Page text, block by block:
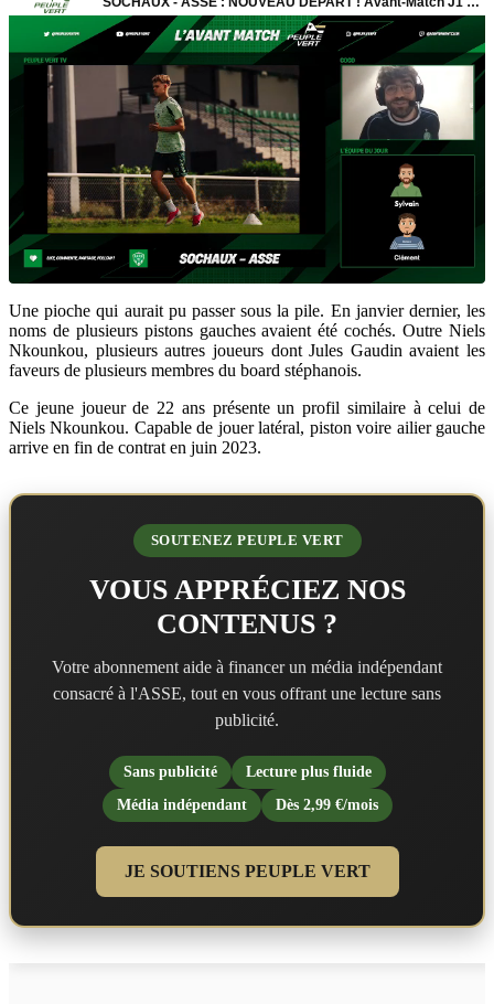
Une pioche qui aurait pu passer sous la pile. En janvier dernier, les
noms de plusieurs pistons gauches avaient été cochés. Outre Niels
Nkounkou, plusieurs autres joueurs dont Jules Gaudin avaient les
faveurs de plusieurs membres du board stéphanois.
Ce jeune joueur de 22 ans présente un profil similaire à celui de
Niels Nkounkou. Capable de jouer latéral, piston voire ailier gauche
arrive en fin de contrat en juin 2023.
SOUTENEZ PEUPLE VERT
VOUS APPRÉCIEZ NOS
CONTENUS ?
Votre abonnement aide à financer un média indépendant
consacré à l'ASSE, tout en vous offrant une lecture sans
publicité.
Sans publicité
Lecture plus fluide
Média indépendant
Dès 2,99 €/mois
JE SOUTIENS PEUPLE VERT